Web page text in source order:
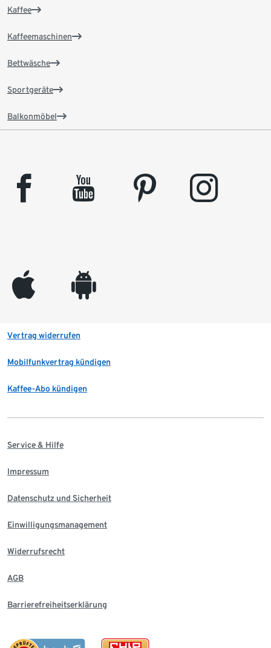
Kaffee
Kaffeemaschinen
Bettwäsche
Sportgeräte
Balkonmöbel
facebook youtube pinterest instagram
appleinc android
Vertrag widerrufen
Mobilfunkvertrag kündigen
Kaffee-Abo kündigen
Service & Hilfe
Impressum
Datenschutz und Sicherheit
Einwilligungsmanagement
Widerrufsrecht
AGB
Barrierefreiheitserklärung